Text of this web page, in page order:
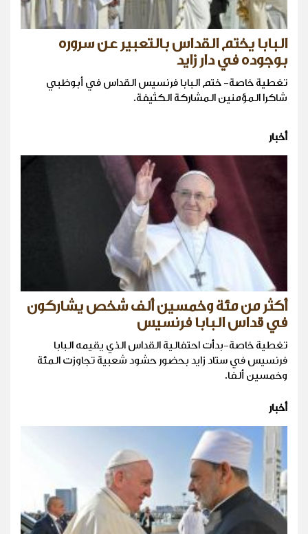
البابا يختم القداس بالتعبير عن سروره
بوجوده في دار زايد
تغطية خاصة- ختم البابا فرنسيس القداس في أبوظبي
شاكرا المؤمنين المشاركة الكثيفة.
أخبار
أكثر من مئة وخمسين ألف شخص يشاركون
في قداس البابا فرنسيس
تغطية خاصة-بدأت احتفالية القداس الذي يقيمه البابا
فرنسيس في ستاد زايد بحضور حشود شعبية تجاوزت المئة
وخمسين ألفا.
أخبار